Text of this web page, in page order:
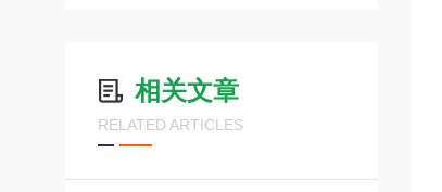
相关文章
RELATED ARTICLES